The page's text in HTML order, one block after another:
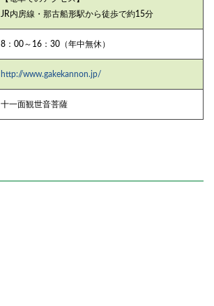
JR内房線・那古船形駅から徒歩で約15分
8：00～16：30（年中無休）
http://www.gakekannon.jp/
十一面観世音菩薩